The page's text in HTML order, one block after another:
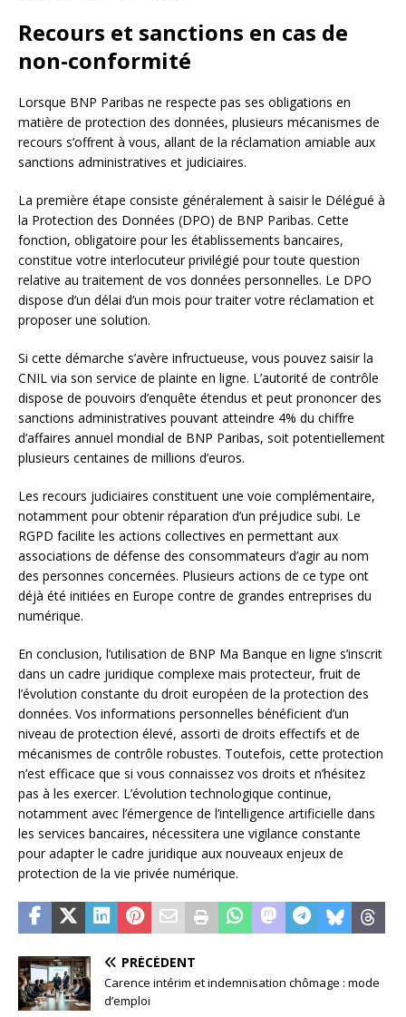
Recours et sanctions en cas de
non-conformité
Lorsque BNP Paribas ne respecte pas ses obligations en
matière de protection des données, plusieurs mécanismes de
recours s’offrent à vous, allant de la réclamation amiable aux
sanctions administratives et judiciaires.
La première étape consiste généralement à saisir le Délégué à
la Protection des Données (DPO) de BNP Paribas. Cette
fonction, obligatoire pour les établissements bancaires,
constitue votre interlocuteur privilégié pour toute question
relative au traitement de vos données personnelles. Le DPO
dispose d’un délai d’un mois pour traiter votre réclamation et
proposer une solution.
Si cette démarche s’avère infructueuse, vous pouvez saisir la
CNIL via son service de plainte en ligne. L’autorité de contrôle
dispose de pouvoirs d’enquête étendus et peut prononcer des
sanctions administratives pouvant atteindre 4% du chiffre
d’affaires annuel mondial de BNP Paribas, soit potentiellement
plusieurs centaines de millions d’euros.
Les recours judiciaires constituent une voie complémentaire,
notamment pour obtenir réparation d’un préjudice subi. Le
RGPD facilite les actions collectives en permettant aux
associations de défense des consommateurs d’agir au nom
des personnes concernées. Plusieurs actions de ce type ont
déjà été initiées en Europe contre de grandes entreprises du
numérique.
En conclusion, l’utilisation de BNP Ma Banque en ligne s’inscrit
dans un cadre juridique complexe mais protecteur, fruit de
l’évolution constante du droit européen de la protection des
données. Vos informations personnelles bénéficient d’un
niveau de protection élevé, assorti de droits effectifs et de
mécanismes de contrôle robustes. Toutefois, cette protection
n’est efficace que si vous connaissez vos droits et n’hésitez
pas à les exercer. L’évolution technologique continue,
notamment avec l’émergence de l’intelligence artificielle dans
les services bancaires, nécessitera une vigilance constante
pour adapter le cadre juridique aux nouveaux enjeux de
protection de la vie privée numérique.
PRÉCÉDENT
Carence intérim et indemnisation chômage : mode
d’emploi